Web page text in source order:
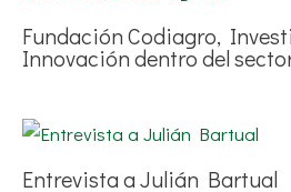
Fundación Codiagro,
Innovación dentro del
Entrevista a Julián Bartual